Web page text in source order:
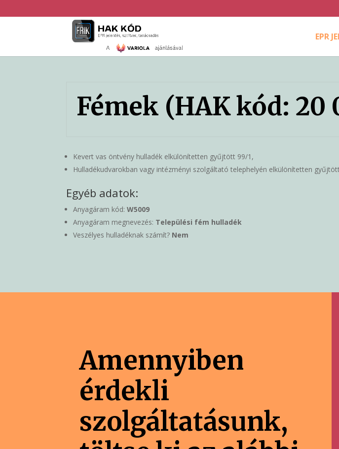
EPR
Fémek (HAK kód: 20
Kevert vas öntvény hulladék elkülönítetten gyűjtött 99/1,
Hulladékudvarokban vagy intézményi szolgáltató telephelyén elkülönítetten
Egyéb adatok:
Anyagáram kód:W5009
Anyagáram megnevezés: Települési fém hulladék
Veszélyes hulladéknak számít? Nem
Amennyiben
érdekli
szolgáltatásunk,